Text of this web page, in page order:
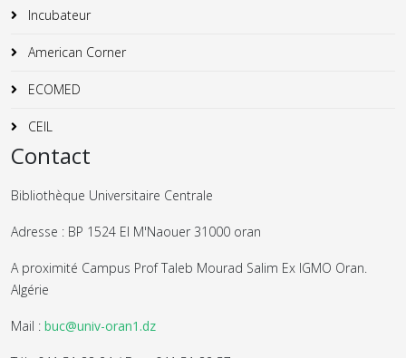
Incubateur
American Corner
ECOMED
CEIL
Contact
Bibliothèque Universitaire Centrale
Adresse : BP 1524 El M'Naouer 31000 oran
A proximité Campus Prof Taleb Mourad Salim Ex IGMO Oran.
Algérie
Mail : buc@univ-oran1.dz